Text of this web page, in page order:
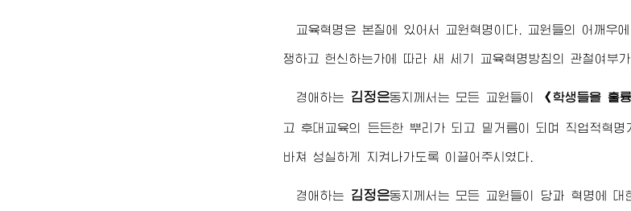
교육혁명은 본질에 있어서 교원혁명이다. 교원들의 어깨우
쟁하고 헌신하는가에 따라 새 세기 교육혁명방침의 관철여부
경애하는 김정은동지 께서는 모든 교원들이 《학생들을 훌
고 후대교육의 든든한 뿌리가 되고 밑거름이 되며 직업적혁
바쳐 성실하게 지켜나가도록 이끌어주시였다.
경애하는 김정은동지 께서는 모든 교원들이 당과 혁명에